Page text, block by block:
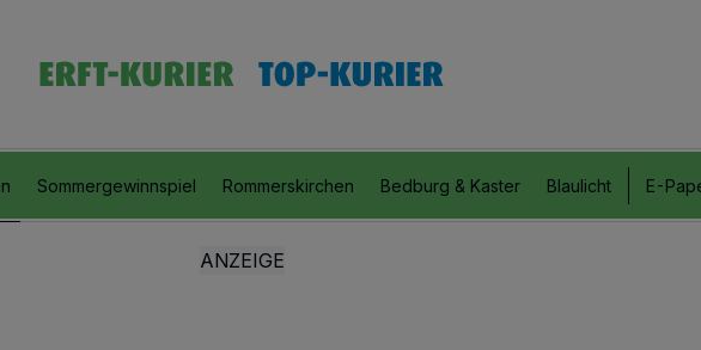
Sommergewinnspiel Rommerskirchen Bedburg & Kaster Blaulicht E-